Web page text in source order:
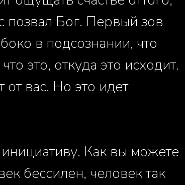
позвал Бог. Первый зов
в подсознании, что
это, откуда это исходит.
вас. Но это идет
Как вы можете
бессилен, человек так